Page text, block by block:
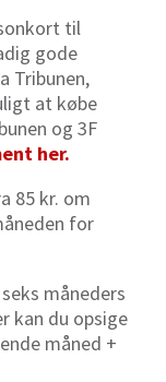
til
gode
Tribunen,
at købe
og 3F
her.
85 kr. om
for
måneders
kan du opsige
måned +